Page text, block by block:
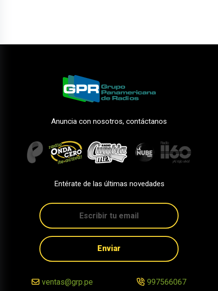
Anuncia con nosotros, contáctanos
Entérate de las últimas novedades
Enviar
ventas@grp.pe 997566067